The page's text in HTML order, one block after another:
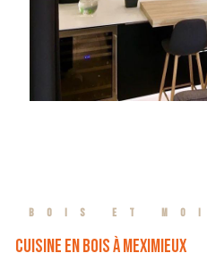
BOIS ET MOI
cuisine en bois à Meximieux